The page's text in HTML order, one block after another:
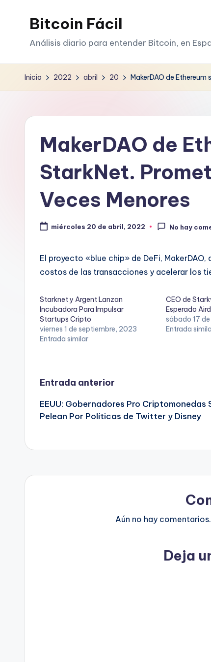
Bitcoin Fácil
Análisis diario para entender Bitcoin, en
Inicio 2022 abril 20 MakerDAO de Ethereum
MakerDAO de
StarkNet.
Veces Menores
miércoles 20 de abril, 2022 No hay
El proyecto «blue chip» de DeFi,
costos de las transacciones y acelerar los
Starknet y Argent Lanzan
Incubadora Para Impulsar
Startups Cripto
viernes 1 de septiembre, 2023
Entrada similar
CEO de
Esperado
sábado 17
Entrada
Navegación
de
Entrada anterior
EEUU: Gobernadores Pro Criptomonedas
Pelean Por Políticas de Twitter y Disney
Aún no hay
Deja